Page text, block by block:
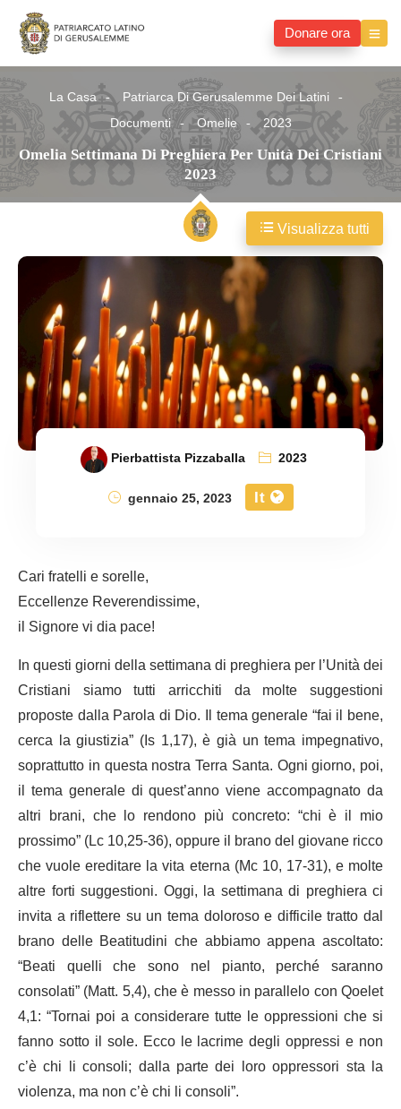
Donare ora
La Casa
Patriarca Di Gerusalemme Dei Latini
Documenti
Omelie 2023
Omelia Settimana Di Preghiera Per Unità Dei Cristiani
2023
Pierbattista Pizzaballa
2023
gennaio 25, 2023
It
Cari fratelli e sorelle,
Eccellenze Reverendissime,
il Signore vi dia pace!
In questi giorni della settimana di preghiera per l’Unità dei
Cristiani siamo tutti arricchiti da molte suggestioni
proposte dalla Parola di Dio. Il tema generale “fai il bene,
cerca la giustizia” (Is 1,17), è già un tema impegnativo,
soprattutto in questa nostra Terra Santa. Ogni giorno, poi,
il tema generale di quest’anno viene accompagnato da
altri brani, che lo rendono più concreto: “chi è il mio
prossimo” (Lc 10,25-36), oppure il brano del giovane ricco
che vuole ereditare la vita eterna (Mc 10, 17-31), e molte
altre forti suggestioni. Oggi, la settimana di preghiera ci
invita a riflettere su un tema doloroso e difficile tratto dal
brano delle Beatitudini che abbiamo appena ascoltato:
“Beati quelli che sono nel pianto, perché saranno
consolati” (Matt. 5,4), che è messo in parallelo con Qoelet
4,1: “Tornai poi a considerare tutte le oppressioni che si
fanno sotto il sole. Ecco le lacrime degli oppressi e non
c’è chi li consoli; dalla parte dei loro oppressori sta la
violenza, ma non c’è chi li consoli”.
Visualizza tutti